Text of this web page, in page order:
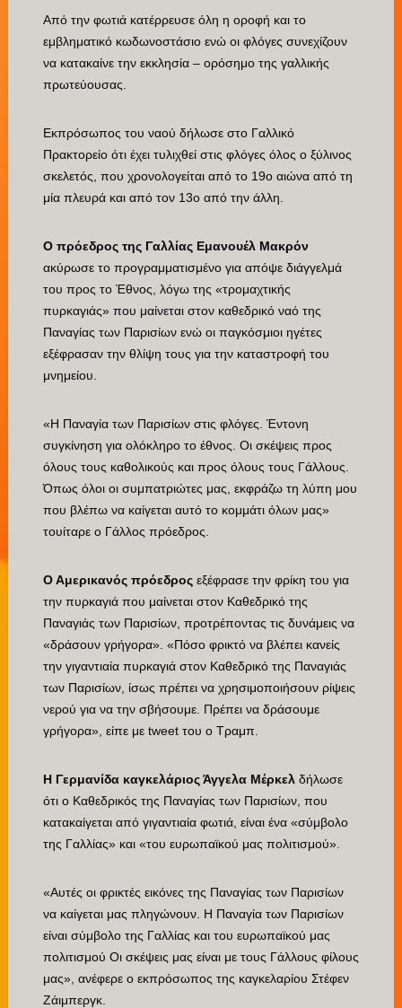
Από την φωτιά κατέρρευσε όλη η οροφή και το
εμβληματικό κωδωνοστάσιο ενώ οι φλόγες συνεχίζουν
να κατακαίνε την εκκλησία – ορόσημο της γαλλικής
πρωτεύουσας.
Εκπρόσωπος του ναού δήλωσε στο Γαλλικό
Πρακτορείο ότι έχει τυλιχθεί στις φλόγες όλος ο ξύλινος
σκελετός, που χρονολογείται από το 19ο αιώνα από τη
μία πλευρά και από τον 13ο από την άλλη.
Ο πρόεδρος της Γαλλίας Εμανουέλ Μακρόν
ακύρωσε το προγραμματισμένο για απόψε διάγγελμά
του προς το Έθνος, λόγω της «τρομαχτικής
πυρκαγιάς» που μαίνεται στον καθεδρικό ναό της
Παναγίας των Παρισίων ενώ οι παγκόσμιοι ηγέτες
εξέφρασαν την θλίψη τους για την καταστροφή του
μνημείου.
«Η Παναγία των Παρισίων στις φλόγες. Έντονη
συγκίνηση για ολόκληρο το έθνος. Οι σκέψεις προς
όλους τους καθολικούς και προς όλους τους Γάλλους.
Όπως όλοι οι συμπατριώτες μας, εκφράζω τη λύπη μου
που βλέπω να καίγεται αυτό το κομμάτι όλων μας»
τουίταρε ο Γάλλος πρόεδρος.
Ο Αμερικανός πρόεδροςεξέφρασε την φρίκη του για
την πυρκαγιά που μαίνεται στον Καθεδρικό της
Παναγιάς των Παρισίων, προτρέποντας τις δυνάμεις να
«δράσουν γρήγορα». «Πόσο φρικτό να βλέπει κανείς
την γιγαντιαία πυρκαγιά στον Καθεδρικό της Παναγιάς
των Παρισίων, ίσως πρέπει να χρησιμοποιήσουν ρίψεις
νερού για να την σβήσουμε. Πρέπει να δράσουμε
γρήγορα», είπε με tweet του ο Τραμπ.
Η Γερμανίδα καγκελάριος Άγγελα Μέρκελ δήλωσε
ότι ο Καθεδρικός της Παναγίας των Παρισίων, που
κατακαίγεται από γιγαντιαία φωτιά, είναι ένα «σύμβολο
της Γαλλίας» και «του ευρωπαϊκού μας πολιτισμού».
«Αυτές οι φρικτές εικόνες της Παναγίας των Παρισίων
να καίγεται μας πληγώνουν. Η Παναγία των Παρισίων
είναι σύμβολο της Γαλλίας και του ευρωπαϊκού μας
πολιτισμού Οι σκέψεις μας είναι με τους Γάλλους φίλους
μας», ανέφερε ο εκπρόσωπος της καγκελαρίου Στέφεν
Ζάιμπεργκ.